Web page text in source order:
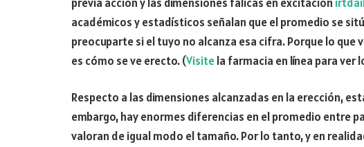
académicos y estadísticos señalan que el promedio se
preocuparte si el tuyo no alcanza esa cifra. Porque lo que
es cómo se ve erecto. (Visitela farmacia en línea para ver
Respecto a las dimensiones alcanzadas en la erección,
embargo, hay enormes diferencias en el promedio entre
valoran de igual modo el tamaño. Por lo tanto, y en